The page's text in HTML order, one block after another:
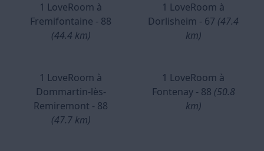
1 LoveRoom à
Fremifontaine - 88
(44.4 km)
1 LoveRoom à
Dorlisheim - 67 (47.4
km)
1 LoveRoom à
Dommartin-lès-
Remiremont - 88
(47.7 km)
1 LoveRoom à
Fontenay - 88 (50.8
km)